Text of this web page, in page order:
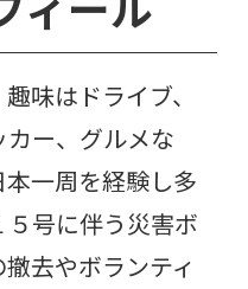
味はドライブ、
ー、グルメな
一周を経験し多
号に伴う災害ボ
去やボランティ